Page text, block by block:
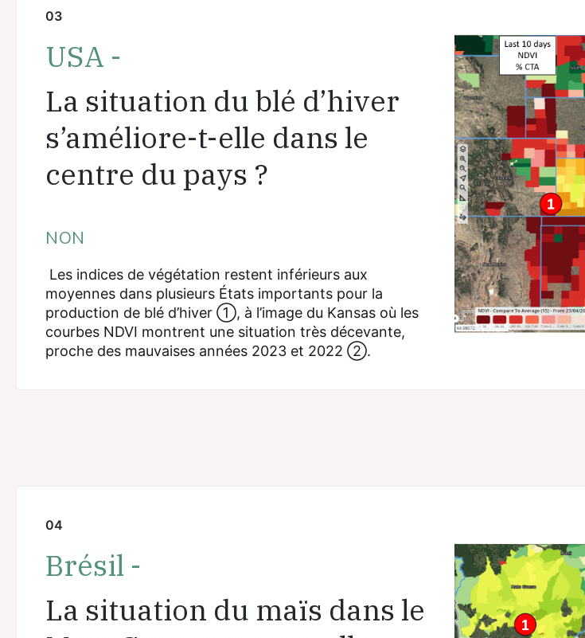
03
USA -
La situation du blé d’hiver
s’améliore-t-elle dans le
centre du pays ?
NON
Les indices de végétation restent inférieurs aux
moyennes dans plusieurs États importants pour la
production de blé d’hiver ①, à l’image du Kansas où les
courbes NDVI montrent une situation très décevante,
proche des mauvaises années 2023 et 2022 ②.
04
Brésil -
La situation du maïs dans le